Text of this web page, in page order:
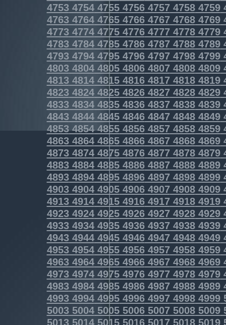
4753475447554756475747584759
4763476447654766476747684769
4773477447754776477747784779
4783478447854786478747884789
4793479447954796479747984799
4803480448054806480748084809
4813481448154816481748184819
4823482448254826482748284829
4833483448354836483748384839
4843484448454846484748484849
4853485448554856485748584859
4863486448654866486748684869
4873487448754876487748784879
4883488448854886488748884889
4893489448954896489748984899
4903490449054906490749084909
4913491449154916491749184919
4923492449254926492749284929
4933493449354936493749384939
4943494449454946494749484949
4953495449554956495749584959
4963496449654966496749684969
4973497449754976497749784979
4983498449854986498749884989
4993499449954996499749984999
5003500450055006500750085009
5013501450155016501750185019